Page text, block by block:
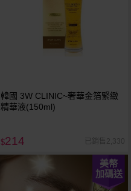
韓國 3W CLINIC~奢華金箔緊緻
精華液(150ml)
$214 已銷售2,330
美幣
加碼送